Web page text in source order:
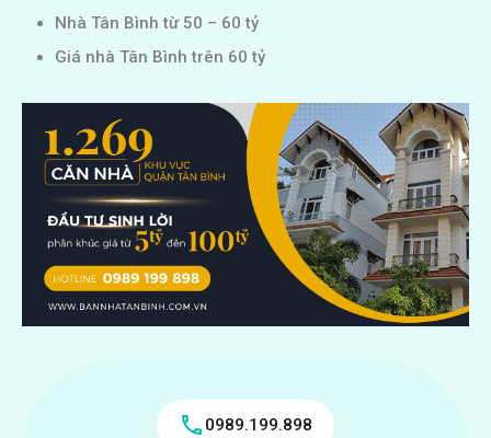
Nhà Tân Bình từ 50 – 60 tỷ
Giá nhà Tân Bình trên 60 tỷ
0989.199.898